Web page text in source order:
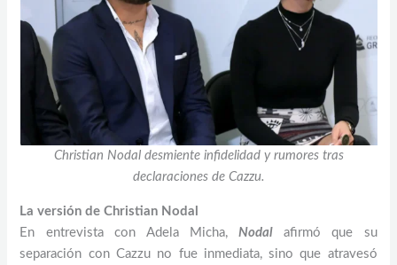
Christian Nodal desmiente infidelidad y rumores tras
declaraciones de Cazzu.
La versión de Christian Nodal
En entrevista con Adela Micha,Nodal afirmó que su
separación con Cazzu no fue inmediata, sino que atravesó